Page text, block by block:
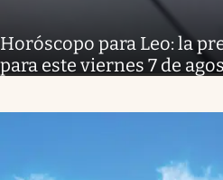
Horóscopo para Leo: la
para este viernes 7 de